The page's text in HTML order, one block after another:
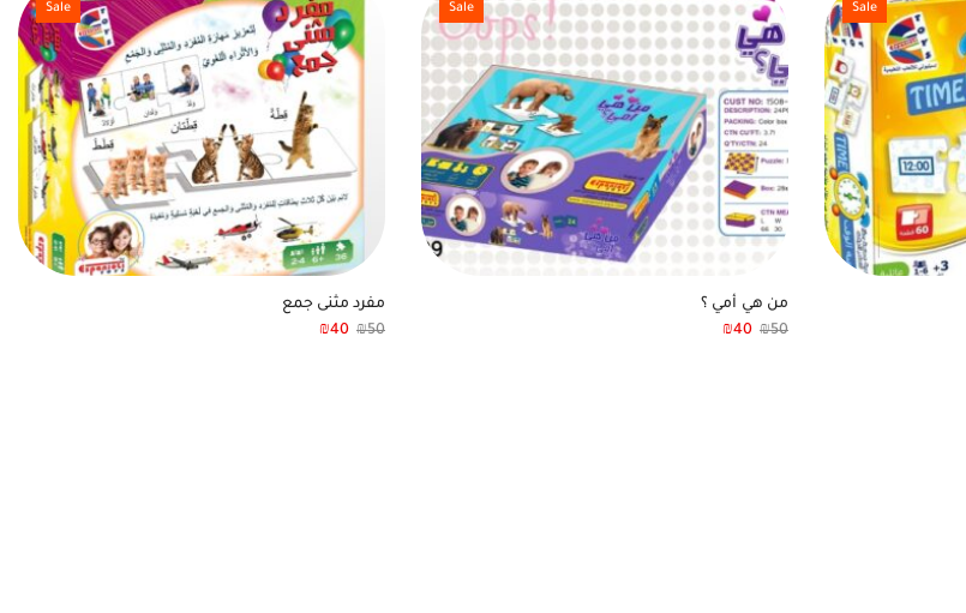
Sale
Sale
من هي أمي ؟
₪50
₪40
Sale
مفرد مثنى جمع
₪50
₪40